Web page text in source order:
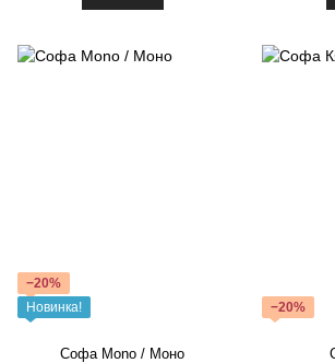
−20%
Новинка!
Софа Mono / Моно
−20%